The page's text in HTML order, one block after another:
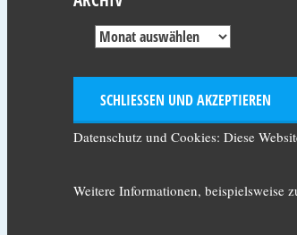
Datenschutz und Cookies: Diese
Weitere Informationen, beispielsweise